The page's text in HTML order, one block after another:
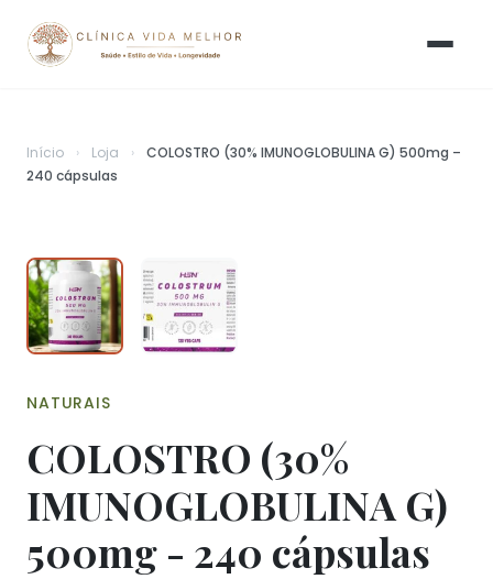
Início › Loja ›
COLOSTRO (30% IMUNOGLOBULINA G) 500mg –
240 cápsulas
NATURAIS
COLOSTRO (30%
IMUNOGLOBULINA G)
500mg - 240 cápsulas